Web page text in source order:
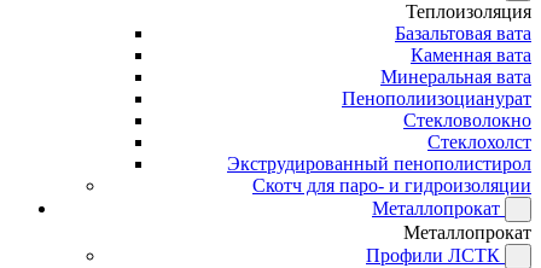
Теплоизоляция
Базальтовая вата
Каменная вата
Минеральная вата
Пенополиизоцианурат
Стекловолокно
Стеклохолст
Экструдированный пенополистирол
Скотч для паро- и гидроизоляции
Металлопрокат
Металлопрокат
Профили ЛСТК